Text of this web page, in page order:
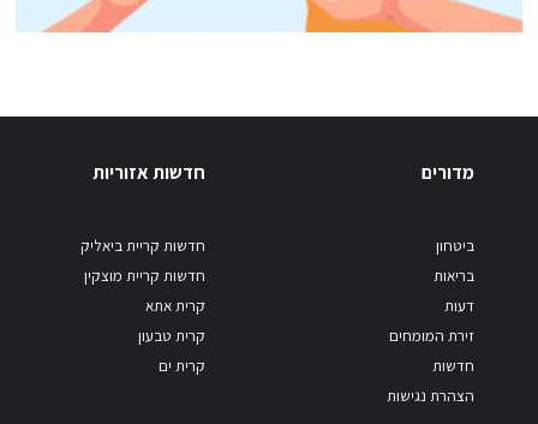
מדורים
ביטחון
בריאות
דעות
זירת המומחים
חדשות
הצהרת נגישות
חדשות אזוריות
חדשות קריית ביאליק
חדשות קריית מוצקין
קרית אתא
קרית טבעון
קרית ים